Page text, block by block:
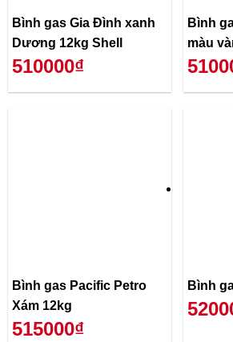
Bình gas Gia Đình xanh
Dương 12kg Shell
510000₫
Bình
màu
Bình gas Pacific Petro
Xám 12kg
515000₫
Bình